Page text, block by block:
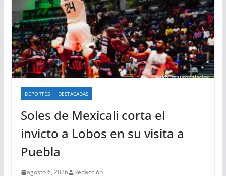
DEPORTES DESTACADAS
Soles de Mexicali corta el
invicto a Lobos en su visita a
Puebla
agosto 6, 2026 Redacción